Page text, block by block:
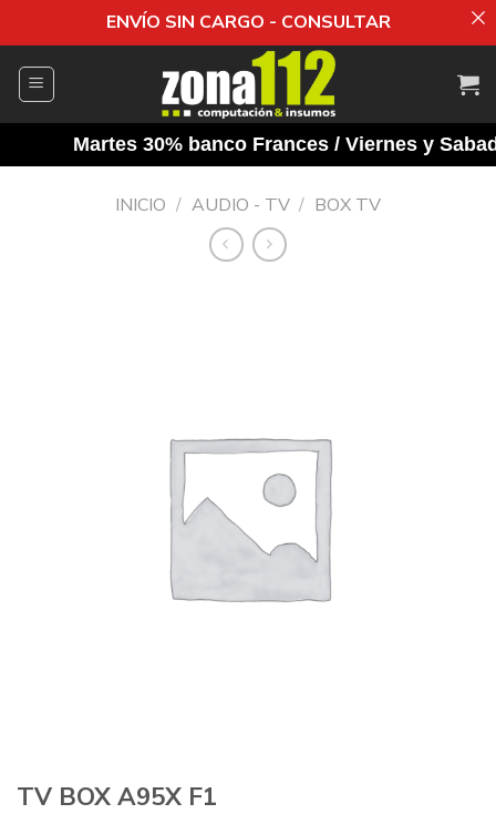
ENVÍO SIN CARGO - CONSULTAR
Martes 30% banco Frances / Viernes y
INICIO / AUDIO - TV / BOX TV
TV BOX A95X F1